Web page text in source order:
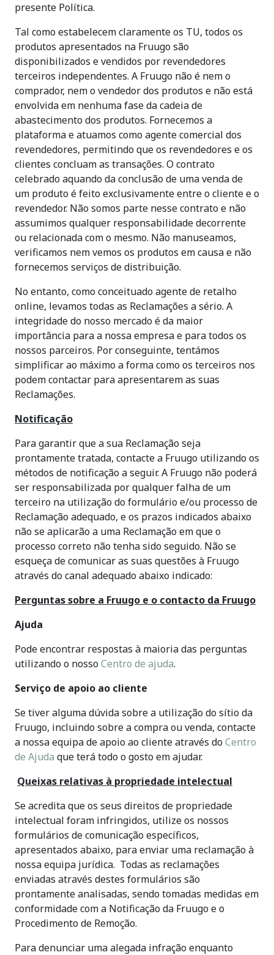
presente Política.
Tal como estabelecem claramente os TU, todos os
produtos apresentados na Fruugo são
disponibilizados e vendidos por revendedores
terceiros independentes. A Fruugo não é nem o
comprador, nem o vendedor dos produtos e não está
envolvida em nenhuma fase da cadeia de
abastecimento dos produtos. Fornecemos a
plataforma e atuamos como agente comercial dos
revendedores, permitindo que os revendedores e os
clientes concluam as transações. O contrato
celebrado aquando da conclusão de uma venda de
um produto é feito exclusivamente entre o cliente e o
revendedor. Não somos parte nesse contrato e não
assumimos qualquer responsabilidade decorrente
ou relacionada com o mesmo. Não manuseamos,
verificamos nem vemos os produtos em causa e não
fornecemos serviços de distribuição.
No entanto, como conceituado agente de retalho
online, levamos todas as Reclamações a sério. A
integridade do nosso mercado é da maior
importância para a nossa empresa e para todos os
nossos parceiros. Por conseguinte, tentámos
simplificar ao máximo a forma como os terceiros nos
podem contactar para apresentarem as suas
Reclamações.
Notificação
Para garantir que a sua Reclamação seja
prontamente tratada, contacte a Fruugo utilizando os
métodos de notificação a seguir. A Fruugo não poderá
ser responsabilizada por qualquer falha de um
terceiro na utilização do formulário e/ou processo de
Reclamação adequado, e os prazos indicados abaixo
não se aplicarão a uma Reclamação em que o
processo correto não tenha sido seguido. Não se
esqueça de comunicar as suas questões à Fruugo
através do canal adequado abaixo indicado:
Perguntas sobre a Fruugo e o contacto da Fruugo
Ajuda
Pode encontrar respostas à maioria das perguntas
utilizando o nossoCentro de ajuda.
Serviço de apoio ao cliente
Se tiver alguma dúvida sobre a utilização do sítio da
Fruugo, incluindo sobre a compra ou venda, contacte
a nossa equipa de apoio ao cliente através doCentro
de Ajuda que terá todo o gosto em ajudar.
Queixas relativas à propriedade intelectual
Se acredita que os seus direitos de propriedade
intelectual foram infringidos, utilize os nossos
formulários de comunicação específicos,
apresentados abaixo, para enviar uma reclamação à
nossa equipa jurídica. Todas as reclamações
enviadas através destes formulários são
prontamente analisadas, sendo tomadas medidas em
conformidade com a Notificação da Fruugo e o
Procedimento de Remoção.
Para denunciar uma alegada infração enquanto